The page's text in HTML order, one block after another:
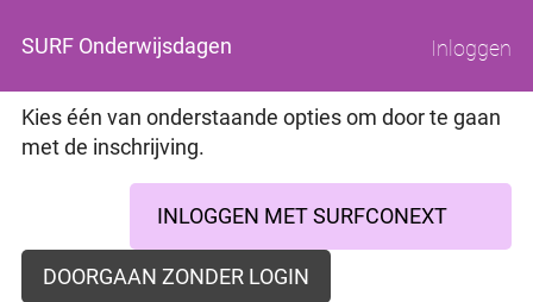
Inloggen
SURF Onderwijsdagen
Kies één van onderstaande opties om door te gaan
met de inschrijving.
INLOGGEN MET SURFCONEXT
DOORGAAN ZONDER LOGIN